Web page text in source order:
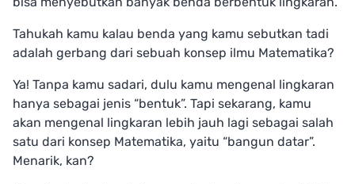
Tahukah kamu kalau benda yang kamu sebutkan tadi
adalah gerbang dari sebuah konsep ilmu Matematika?
Ya! Tanpa kamu sadari, dulu kamu mengenal lingkaran
hanya sebagai jenis “bentuk”. Tapi sekarang, kamu
akan mengenal lingkaran lebih jauh lagi sebagai salah
satu dari konsep Matematika, yaitu “bangun datar”.
Menarik, kan?